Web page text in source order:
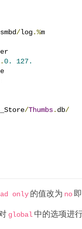
/log.%m
.0.
127.
/Thumbs. db/
only 的值改为 no
global 中的选项进行